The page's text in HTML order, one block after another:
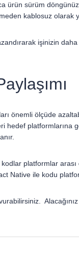
ürün sürüm
kablosuz olarak
işinizin
önemli ölçüde
platformlarına
kodlar platformlar
Native ile kodu